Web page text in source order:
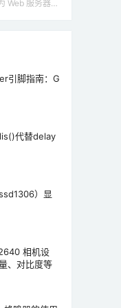
IDE）设置接入点（AP）
引脚指南：G
代替delay
）显
相机设
、对比度等